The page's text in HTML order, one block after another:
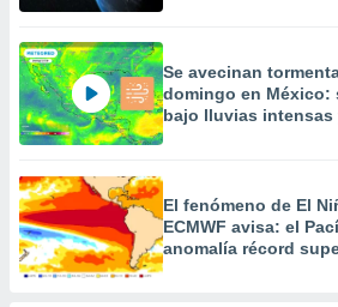
Se avecinan
domingo en México:
bajo lluvias
El fenómeno de El
ECMWF avisa: el
anomalía récord